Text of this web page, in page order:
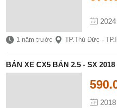
2024
1 năm trước TP.Thủ Đức -
BÁN XE CX5 BẢN 2.5 - SX
2018